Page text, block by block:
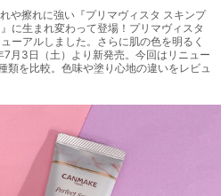
や擦れに強い『プリマヴィスタ スキンプ
に生まれ変わって登場！プリマヴィスタ
ーアルしました。さらに肌の色を明るく
月3日（土）より新発売。今回はリニュー
類を比較。色味や塗り心地の違いをレビュ